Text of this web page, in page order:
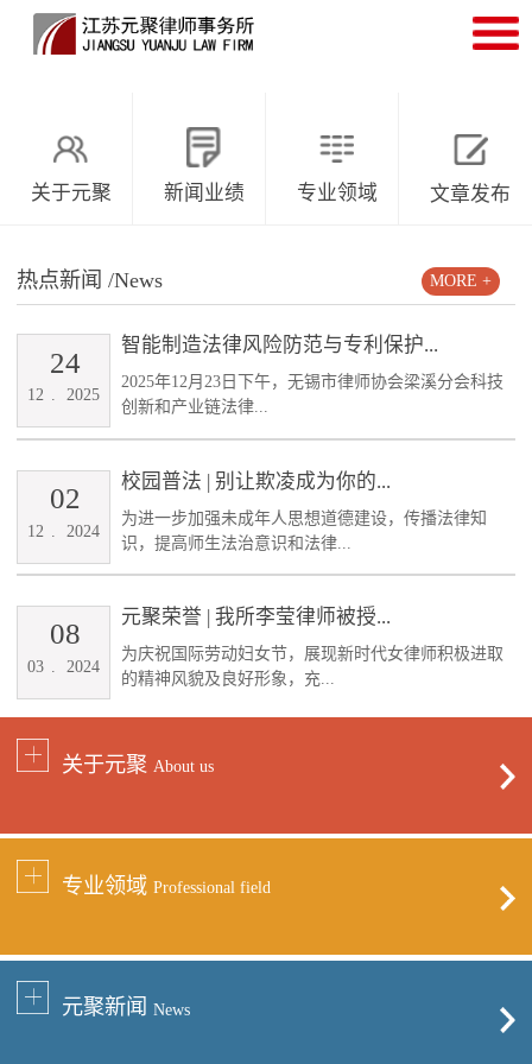
关于元聚 新闻业绩 专业领域 文章发布
热点新闻 /News
智能制造法律风险防范与专利保护...
2025年12月23日下午，无锡市律师协会梁溪分会科技
创新和产业链法律...
12 . 2025
24
校园普法 | 别让欺凌成为你的...
为进一步加强未成年人思想道德建设，传播法律知
识，提高师生法治意识和法律...
12 2024
02
元聚荣誉 | 我所李莹律师被授...
为庆祝国际劳动妇女节，展现新时代女律师积极进取
的精神风貌及良好形象，充...
03 2024
08
MORE +
关于元聚 About us
专业领域 Professional field
元聚新闻 News